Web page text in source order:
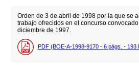
Orden de 3 de abril de 1998 por la que se
trabajo ofrecidos en el concurso
diciembre de 1997.
PDF (BOE-A-1998-9170 - 6 págs. - 193